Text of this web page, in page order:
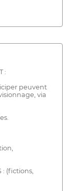
:
peuvent
via
: (fictions,